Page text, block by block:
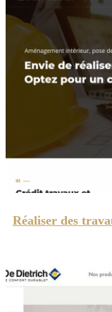
Réaliser des